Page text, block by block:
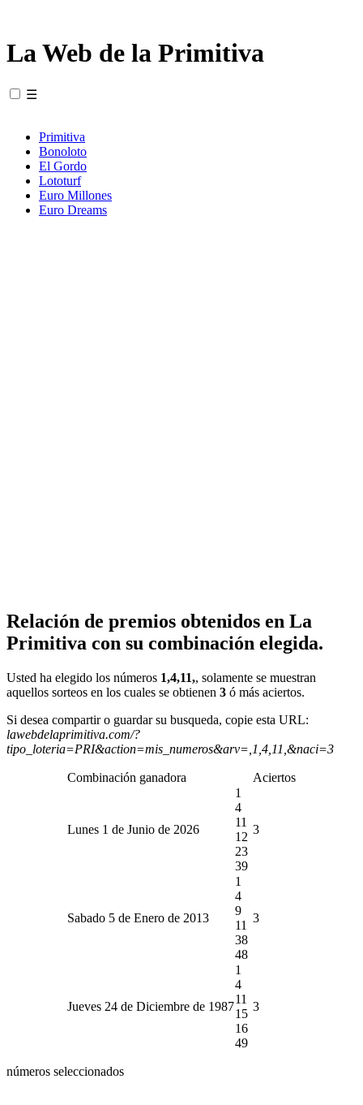
La Web de la Primitiva
☰
Primitiva
Bonoloto
El Gordo
Lototurf
Euro Millones
Euro Dreams
Relación de premios obtenidos en La
Primitiva con su combinación elegida.
Usted ha elegido los números 1,4,11,, solamente se muestran
aquellos sorteos en los cuales se obtienen 3 ó más aciertos.
Si desea compartir o guardar su busqueda, copie esta URL:
lawebdelaprimitiva.com/?
tipo_loteria=PRI&action=mis_numeros&arv=,1,4,11,&naci=3
Combinación ganadora Aciertos
Lunes 1 de Junio de 2026
1
4
11
12
23
39
3
Sabado 5 de Enero de 2013
1
4
9
11
38
48
3
Jueves 24 de Diciembre de 1987
1
4
11
15
16
49
3
números seleccionados